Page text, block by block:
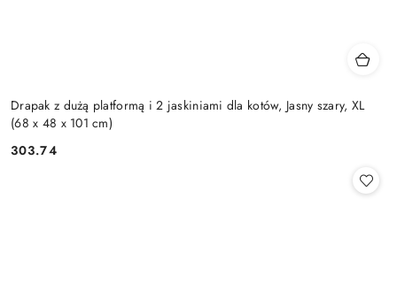
Drapak z dużą platformą i 2 jaskiniami dla kotów, Jasny szary, XL
(68 x 48 x 101 cm)
Cena:
303.74